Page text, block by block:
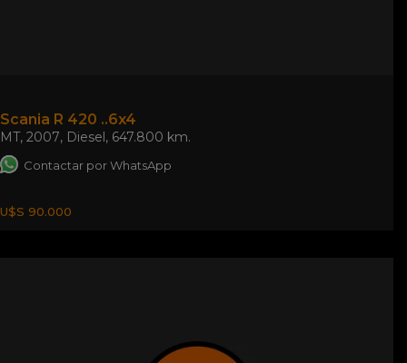
Scania R 420 ..6x4
MT, 2007, Diesel, 647.800 km.
Contactar por WhatsApp
U$S 90.000